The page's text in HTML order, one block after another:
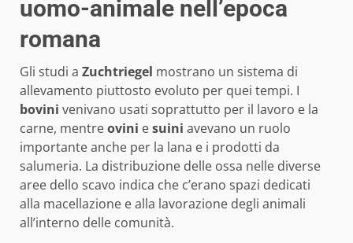
uomo-animale nell’epoca
romana
Gli studi a Zuchtriegel mostrano un sistema di
allevamento piuttosto evoluto per quei tempi. I
bovini venivano usati soprattutto per il lavoro e la
carne, mentreovini esuini avevano un ruolo
importante anche per la lana e i prodotti da
salumeria. La distribuzione delle ossa nelle diverse
aree dello scavo indica che c’erano spazi dedicati
alla macellazione e alla lavorazione degli animali
all’interno delle comunità.